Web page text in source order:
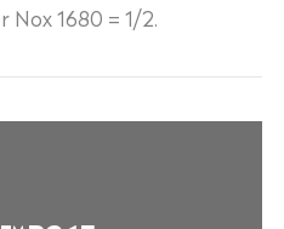
Nox 1680 = 1/2.